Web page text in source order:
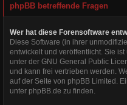
phpBB betreffende Fragen
Wer hat diese Forensoftware
Diese Software (in ihrer
entwickelt und veröffentlicht. Sie
unter der GNU General Public
und kann frei vertrieben werden.
auf der Seite von phpBB Limited.
unter phpBB.de zu finden.